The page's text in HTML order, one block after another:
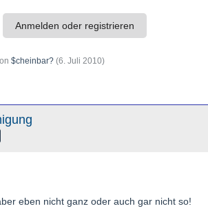
Anmelden oder registrieren
$cheinbar? (6. Juli 2010)
eben nicht ganz oder auch gar nicht so!